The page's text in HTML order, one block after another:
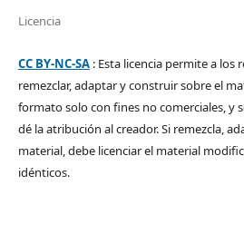
Licencia
CC BY-NC-SA: Esta licencia permite a los
remezclar, adaptar y construir sobre el
formato solo con fines no comerciales, y
dé la atribución al creador. Si remezcla,
material, debe licenciar el material
idénticos.